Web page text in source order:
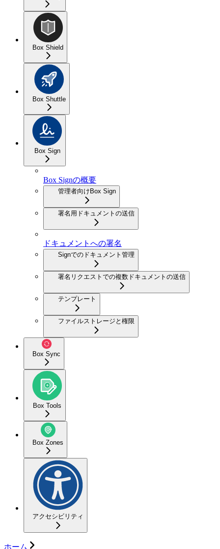
Box Shield
Box Shuttle
Box Sign
Box Signの概要
管理者向けBox Sign
署名用ドキュメントの送信
ドキュメントへの署名
Signでのドキュメント管理
署名リクエストでの複数ドキュメントの送信
テンプレート
ファイルストレージと権限
Box Sync
Box Tools
Box Zones
アクセシビリティ
ホーム